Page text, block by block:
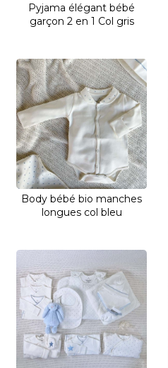
Pyjama élégant bébé
garçon 2 en 1 Col gris
Body bébé bio manches
longues col bleu